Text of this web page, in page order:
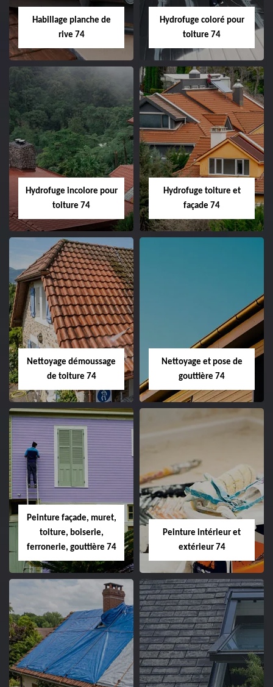
Habillage planche de
rive 74
Hydrofuge coloré pour
toiture 74
Hydrofuge incolore pour
toiture 74
Hydrofuge toiture et
façade 74
Nettoyage démoussage
de toiture 74
Nettoyage et pose de
gouttière 74
Peinture façade, muret,
toiture, boiserie,
ferronerie, gouttière 74
Peinture intérieur et
extérieur 74